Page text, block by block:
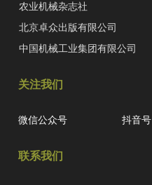
农业机械杂志社
北京卓众出版有限公司
中国机械工业集团有限公司
关注我们
微信公众号 抖音号
联系我们